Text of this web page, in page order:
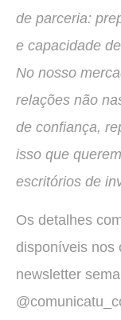
de parceria:
e capacidade
No nosso
relações não
de confiança,
isso que
escritórios de
Os detalhes
disponíveis nos
newsletter